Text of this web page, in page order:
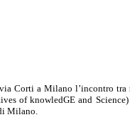
Corti a Milano l’incontro
of knowledGE and
Milano.